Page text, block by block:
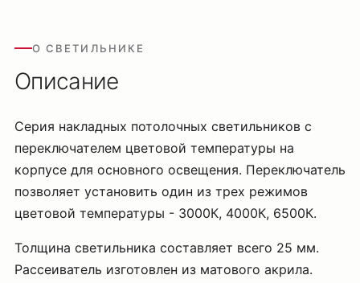
О СВЕТИЛЬНИКЕ
Описание
Серия накладных потолочных светильников с
переключателем цветовой температуры на
корпусе для основного освещения. Переключатель
позволяет установить один из трех режимов
цветовой температуры - 3000К, 4000К, 6500К.
Толщина светильника составляет всего 25 мм.
Рассеиватель изготовлен из матового акрила.